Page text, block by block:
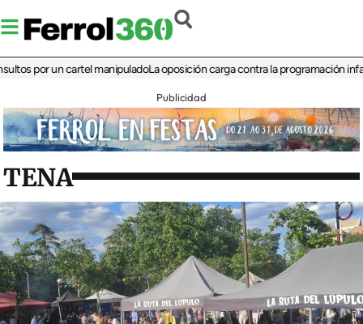
un cartel manipuladoLa oposición carga contra la programación infantil
Publicidad
TENA